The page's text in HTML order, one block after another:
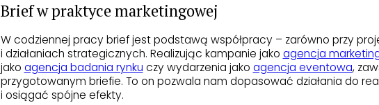
Brief w praktyce marketingowej
W codziennej pracy brief jest podstawą współpracy – zarówno przy
i działaniach strategicznych. Realizując kampanie jako agencja
jako agencja badania rynku czy wydarzenia jako agencja eventowa,
przygotowanym briefie. To on pozwala nam dopasować działania do
i osiągać spójne efekty.